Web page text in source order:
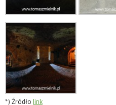
*) Źródło link